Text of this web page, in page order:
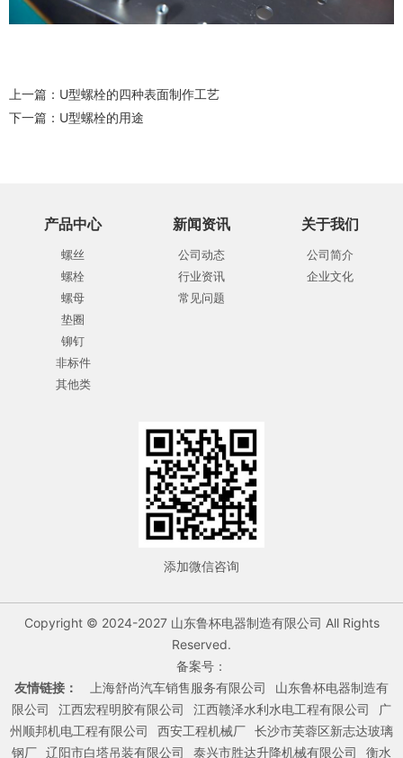
上一篇： U型螺栓的四种表面制作工艺
下一篇： U型螺栓的用途
产品中心
螺丝
螺栓
螺母
垫圈
铆钉
非标件
其他类
新闻资讯
公司动态
行业资讯
常见问题
关于我们
公司简介
企业文化
添加微信咨询
Copyright © 2024-2027 山东鲁杯电器制造有限公司 All Rights
Reserved.
备案号：
友情链接：
上海舒尚汽车销售服务有限公司
山东鲁杯电器制造有
限公司
江西宏程明胶有限公司 江西赣泽水利水电工程有限公司
广
州顺邦机电工程有限公司
西安工程机械厂 长沙市芙蓉区新志达玻璃
钢厂 辽阳市白塔吊装有限公司 泰兴市胜达升降机械有限公司 衡水